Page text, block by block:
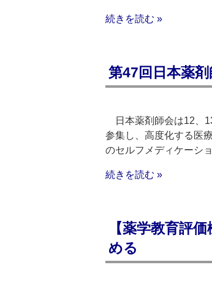
続きを読む »
第47回日本薬
日本薬剤師会は12、
参集し、高度化する医
のセルフメディケーシ
続きを読む »
【薬学教育評
める